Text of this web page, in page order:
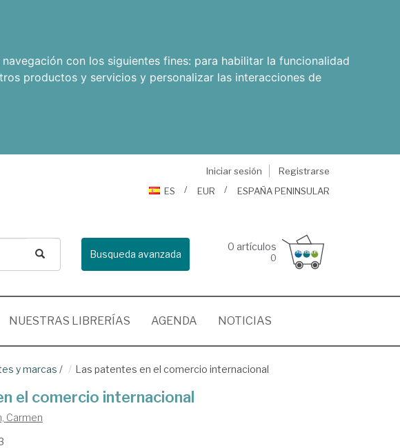
con los siguientes fines: para habilitar la funcionalidad
productos y servicios y personalizar las interacciones de
Iniciar sesión
Registrarse
ES
EUR ESPAÑA PENINSULAR
Busqueda avanzada
0 artículos
0
NUESTRAS LIBRERÍAS AGENDA NOTICIAS
y marcas / Las patentes en el comercio internacional
el comercio internacional
Carmen